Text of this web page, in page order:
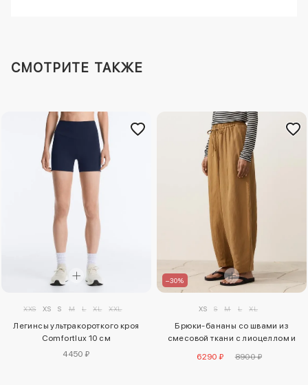
СМОТРИТЕ ТАКЖЕ
XXS XS S M L XL XXL
Легинсы ультракороткого кроя
Comfortlux 10 см
4450 ₽
–30%
XS S M L XL
Брюки-бананы со швами из
смесовой ткани с лиоцеллом и
6290 ₽ 8900 ₽